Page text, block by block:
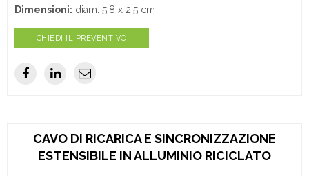
Dimensioni: diam. 5.8 x 2.5 cm
CHIEDI IL PREVENTIVO
CAVO DI RICARICA E SINCRONIZZAZIONE
ESTENSIBILE IN ALLUMINIO RICICLATO